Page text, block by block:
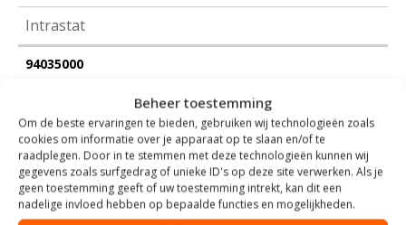
Beheer toestemming
Om de beste ervaringen te bieden, gebruiken wij technologieën zoals
cookies om informatie over je apparaat op te slaan en/of te
raadplegen. Door in te stemmen met deze technologieën kunnen wij
gegevens zoals surfgedrag of unieke ID's op deze site verwerken. Als je
geen toestemming geeft of uw toestemming intrekt, kan dit een
nadelige invloed hebben op bepaalde functies en mogelijkheden.
Intrastat
94035000
ECO, Mobilier, Code
3018010270
Eco, Tax, HT, EUR
3,25